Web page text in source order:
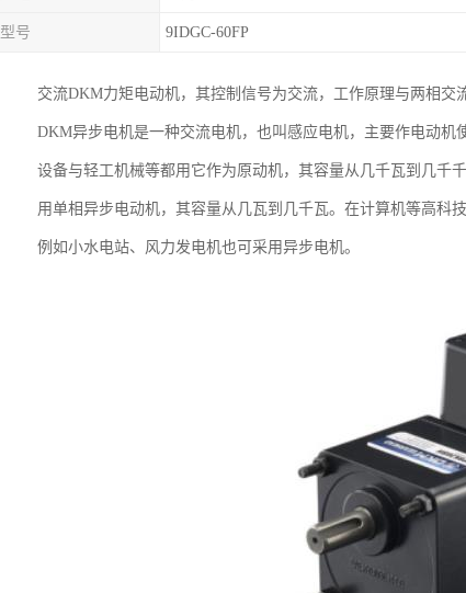
型号 9IDGC-60FP
交流DKM力矩电动机，其控制信号为交流，工作原理与两相交
DKM异步电机是一种交流电机，也叫感应电机，主要作电动
设备与轻工机械等都用它作为原动机，其容量从几千瓦到几千
用单相异步电动机，其容量从几瓦到几千瓦。在计算机等高科
例如小水电站、风力发电机也可采用异步电机。